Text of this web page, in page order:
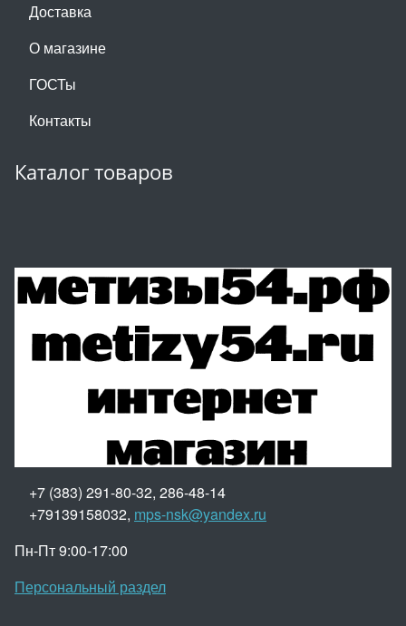
Доставка
О магазине
ГОСТы
Контакты
Каталог товаров
+7 (383) 291-80-32, 286-48-14
+79139158032, mps-nsk@yandex.ru
Пн-Пт 9:00-17:00
Персональный раздел